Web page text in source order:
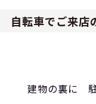
自転車でご来店
建物の裏に 駐